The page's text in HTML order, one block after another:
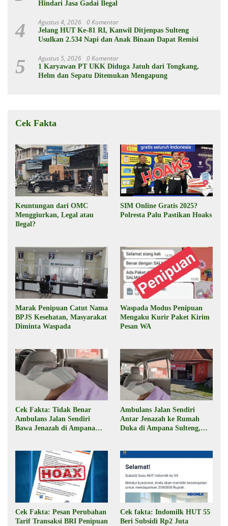
Hindari Jasa Gadai Ilegal
4 Agustus 4, 2026 0 Komentar
Jelang HUT Ke-81 RI, Kanwil Ditjenpas Sulteng
Usulkan 2.534 Napi dan Anak Binaan Dapat Remisi
5 Agustus 5, 2026 0 Komentar
1 Karyawan PT UKK Diduga Jatuh dari Tongkang,
Helm dan Sepatu Ditemukan Mengapung
Cek Fakta
Keuntungan dari OMC
Menggiurkan, Legal atau
Ilegal?
SIM Online Gratis 2025?
Polresta Palu Pastikan Hoaks
Marak Penipuan Catut Nama
BPJS Kesehatan, Masyarakat
Diminta Waspada
Waspada Modus Penipuan
Mengaku Kurir Paket Kirim
Pesan WA
Cek Fakta: Tidak Benar
Ambulans Jalan Sendiri
Bawa Jenazah di Ampana
Ambulans Jalan Sendiri
Antar Jenazah ke Rumah
Duka di Ampana Sulteng,
Cek Fakta: Pesan Perubahan
Tarif Transaksi BRI Penipuan
Cek fakta: Indomilk HUT 55
Beri Subsidi Rp2 Juta